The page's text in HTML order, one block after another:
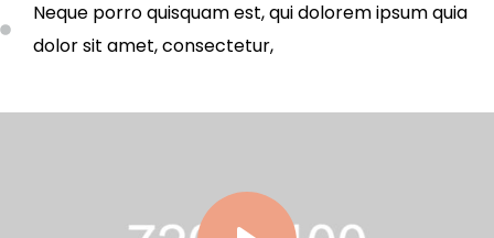
Neque porro quisquam est, qui dolorem ipsum quia
dolor sit amet, consectetur,